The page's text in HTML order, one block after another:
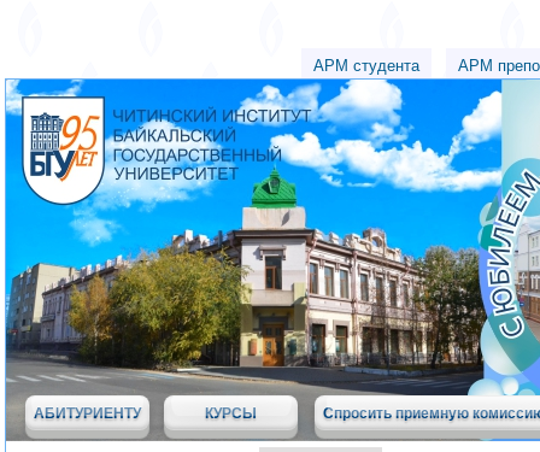
АРМ студента АРМ
АБИТУРИЕНТУ КУРСЫ Спросить приемную